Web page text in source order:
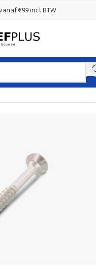
€99 incl. BTW